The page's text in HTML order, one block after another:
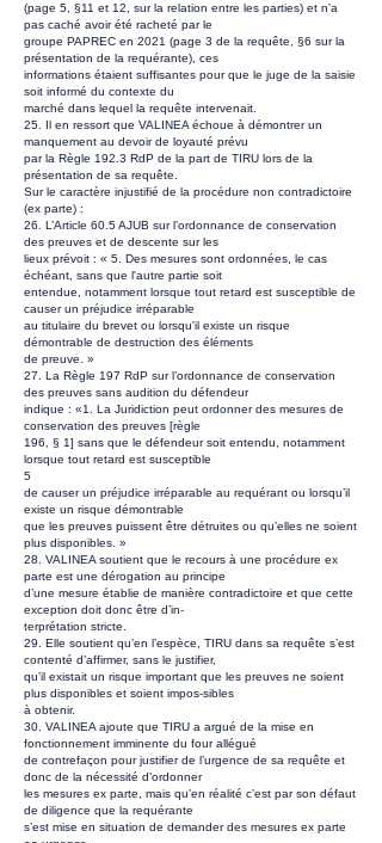
(page 5, §11 et 12, sur la relation entre les parties) et n’a
pas caché avoir été racheté par le
groupe PAPREC en 2021 (page 3 de la requête, §6 sur la
présentation de la requérante), ces
informations étaient suffisantes pour que le juge de la saisie
soit informé du contexte du
marché dans lequel la requête intervenait.
25. Il en ressort que VALINEA échoue à démontrer un
manquement au devoir de loyauté prévu
par la Règle 192.3 RdP de la part de TIRU lors de la
présentation de sa requête.
Sur le caractère injustifié de la procédure non contradictoire
(ex parte) :
26. L’Article 60.5 AJUB sur l’ordonnance de conservation
des preuves et de descente sur les
lieux prévoit : « 5. Des mesures sont ordonnées, le cas
échéant, sans que l'autre partie soit
entendue, notamment lorsque tout retard est susceptible de
causer un préjudice irréparable
au titulaire du brevet ou lorsqu'il existe un risque
démontrable de destruction des éléments
de preuve. »
27. La Règle 197 RdP sur l’ordonnance de conservation
des preuves sans audition du défendeur
indique : «1. La Juridiction peut ordonner des mesures de
conservation des preuves [règle
196, § 1] sans que le défendeur soit entendu, notamment
lorsque tout retard est susceptible
5
de causer un préjudice irréparable au requérant ou lorsqu’il
existe un risque démontrable
que les preuves puissent être détruites ou qu’elles ne soient
plus disponibles. »
28. VALINEA soutient que le recours à une procédure ex
parte est une dérogation au principe
d’une mesure établie de manière contradictoire et que cette
exception doit donc être d’in-
terprétation stricte.
29. Elle soutient qu’en l’espèce, TIRU dans sa requête s’est
contenté d’affirmer, sans le justifier,
qu’il existait un risque important que les preuves ne soient
plus disponibles et soient impos-sibles
à obtenir.
30. VALINEA ajoute que TIRU a argué de la mise en
fonctionnement imminente du four allégué
de contrefaçon pour justifier de l’urgence de sa requête et
donc de la nécessité d’ordonner
les mesures ex parte, mais qu’en réalité c’est par son défaut
de diligence que la requérante
s’est mise en situation de demander des mesures ex parte